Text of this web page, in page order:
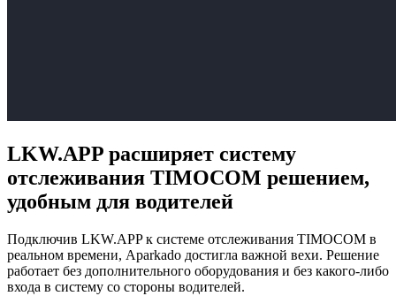
LKW.APP расширяет систему
отслеживания TIMOCOM решением,
удобным для водителей
Подключив LKW.APP к системе отслеживания TIMOCOM в
реальном времени, Aparkado достигла важной вехи. Решение
работает без дополнительного оборудования и без какого-либо
входа в систему со стороны водителей.